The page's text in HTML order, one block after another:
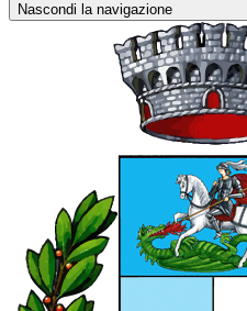
Nascondi la navigazione